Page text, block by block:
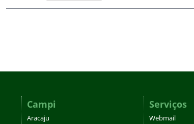
Campi
Aracaju
Serviços
Webmail